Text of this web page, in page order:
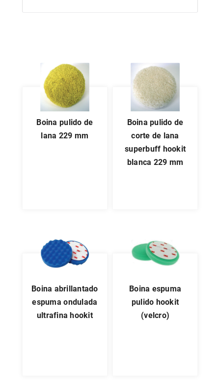
boina pulido de
lana 229 mm
boina pulido de
corte de lana
superbuff hookit
blanca 229 mm
boina abrillantado
espuma ondulada
ultrafina hookit
boina espuma
pulido hookit
(velcro)